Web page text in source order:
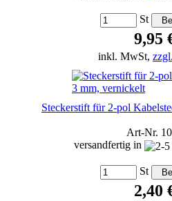
St
9,95
inkl. MwSt,
Steckerstift für 2-pol
Art-Nr.
versandfertig in
St
2,40